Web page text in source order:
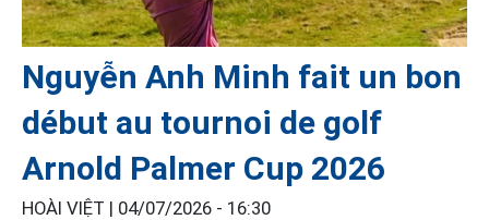
Nguyễn Anh Minh fait un bon
début au tournoi de golf
Arnold Palmer Cup 2026
HOÀI VIỆT | 04/07/2026 - 16:30